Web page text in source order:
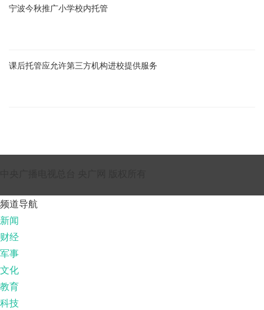
宁波今秋推广小学校内托管
课后托管应允许第三方机构进校提供服务
频道导航
新闻
财经
军事
文化
教育
科技